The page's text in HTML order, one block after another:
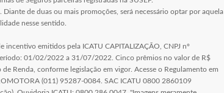
de duas ou mais promoções, será necessário optar por aquela
nesse sentido.
emitidos pela ICATU CAPITALIZAÇÃO, CNPJ nº
01/02/2022 a 31/07/2022. Cinco prêmios no valor de R$
Renda, conforme legislação em vigor. Acesse o Regulamento em
(011) 95287-0084. SAC ICATU 0800 2860109